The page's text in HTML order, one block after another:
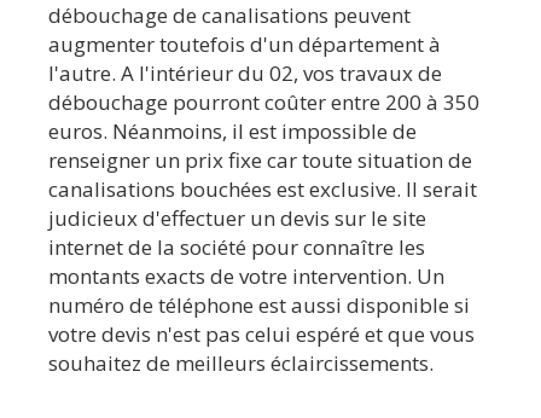
débouchage de canalisations peuvent
augmenter toutefois d'un département à
l'autre. A l'intérieur du 02, vos travaux de
débouchage pourront coûter entre 200 à 350
euros. Néanmoins, il est impossible de
renseigner un prix fixe car toute situation de
canalisations bouchées est exclusive. Il serait
judicieux d'effectuer un devis sur le site
internet de la société pour connaître les
montants exacts de votre intervention. Un
numéro de téléphone est aussi disponible si
votre devis n'est pas celui espéré et que vous
souhaitez de meilleurs éclaircissements.